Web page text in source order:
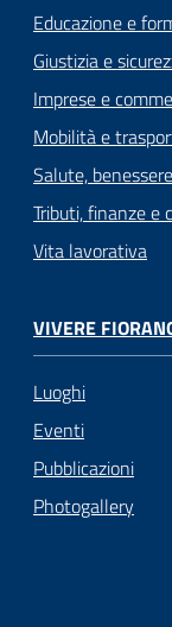
Educazione e
Giustizia e
Imprese e
Mobilità e
Salute,
Tributi, finanze e
Vita lavorativa
VIVERE
Luoghi
Eventi
Pubblicazioni
Photogallery